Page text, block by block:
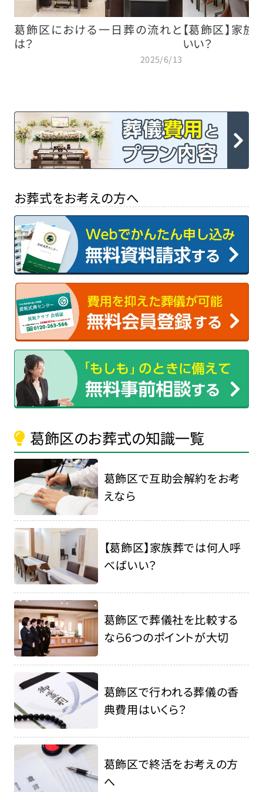
葛飾区における一日葬の流れと
は？
2025/6/13
【葛飾区】家
いい？
お葬式をお考えの方へ
葛飾区のお葬式の知識一覧
葛飾区で互助会解約をお考
えなら
【葛飾区】家族葬では何人呼
べばいい？
葛飾区で葬儀社を比較する
なら6つのポイントが大切
葛飾区で行われる葬儀の香
典費用はいくら？
葛飾区で終活をお考えの方
へ